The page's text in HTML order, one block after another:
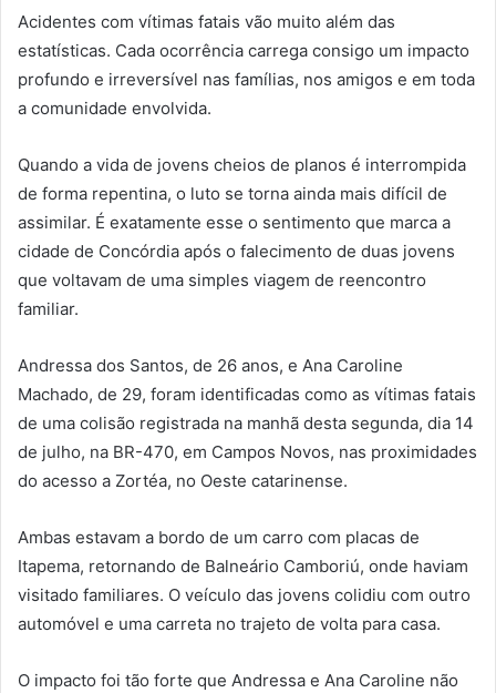
Acidentes com vítimas fatais vão muito além das
estatísticas. Cada ocorrência carrega consigo um impacto
profundo e irreversível nas famílias, nos amigos e em toda
a comunidade envolvida.
Quando a vida de jovens cheios de planos é interrompida
de forma repentina, o luto se torna ainda mais difícil de
assimilar. É exatamente esse o sentimento que marca a
cidade de Concórdia após o falecimento de duas jovens
que voltavam de uma simples viagem de reencontro
familiar.
Andressa dos Santos, de 26 anos, e Ana Caroline
Machado, de 29, foram identificadas como as vítimas fatais
de uma colisão registrada na manhã desta segunda, dia 14
de julho, na BR-470, em Campos Novos, nas proximidades
do acesso a Zortéa, no Oeste catarinense.
Ambas estavam a bordo de um carro com placas de
Itapema, retornando de Balneário Camboriú, onde haviam
visitado familiares. O veículo das jovens colidiu com outro
automóvel e uma carreta no trajeto de volta para casa.
O impacto foi tão forte que Andressa e Ana Caroline não